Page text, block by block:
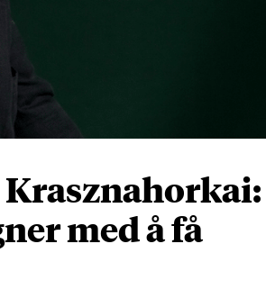
med å få